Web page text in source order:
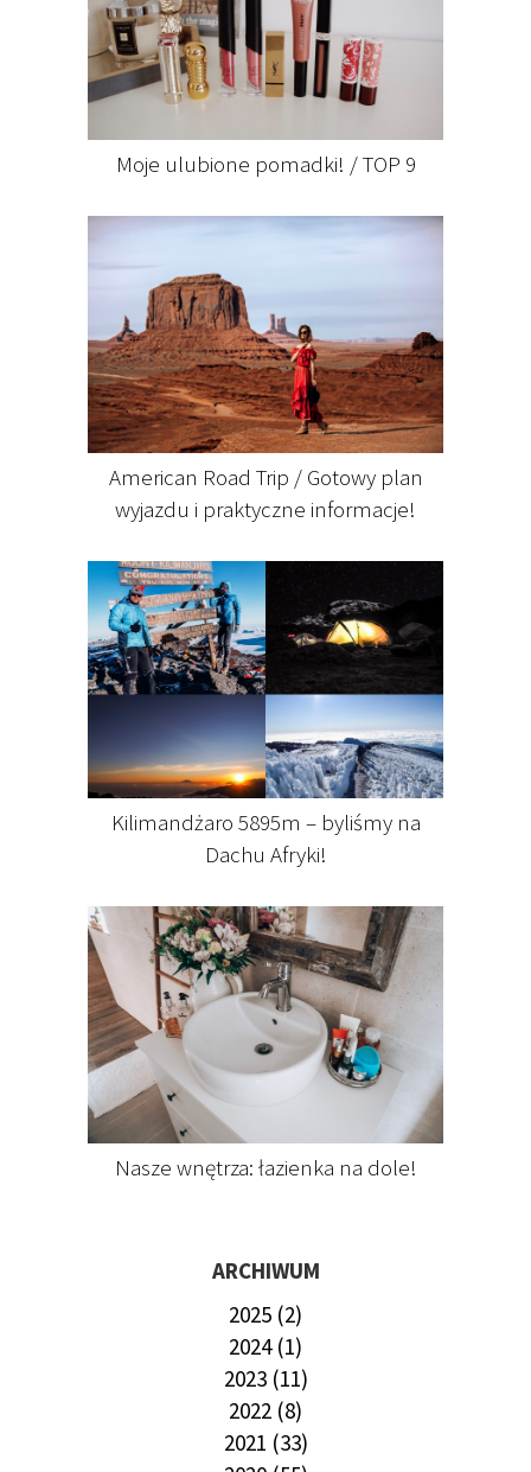
Moje ulubione pomadki! / TOP 9
American Road Trip / Gotowy plan
wyjazdu i praktyczne informacje!
Kilimandżaro 5895m – byliśmy na
Dachu Afryki!
Nasze wnętrza: łazienka na dole!
ARCHIWUM
2025 (2)
2024 (1)
2023 (11)
2022 (8)
2021 (33)